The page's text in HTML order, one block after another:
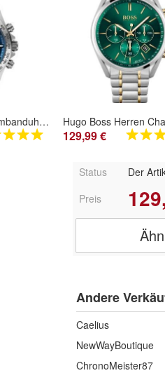
Hugo Boss Hero Armbanduhr 1513755
129,99 €
Status
Der
Preis
Andere
Caelius
NewWayBoutique
ChronoMeister87